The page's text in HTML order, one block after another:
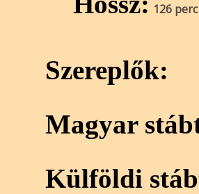
126 perc
Szereplők:
Magyar
Külföldi